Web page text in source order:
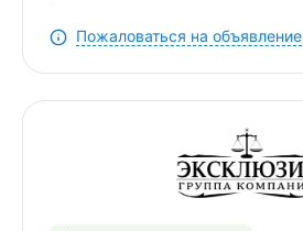
Пожаловаться на объявление